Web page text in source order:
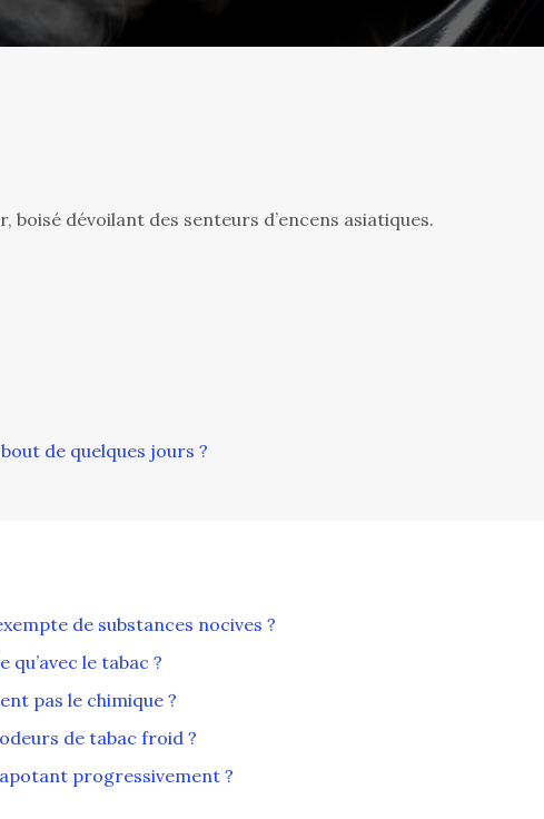
dévoilant des senteurs d’encens asiatiques.
de quelques jours ?
de substances nocives ?
le tabac ?
pas le chimique ?
de tabac froid ?
progressivement ?